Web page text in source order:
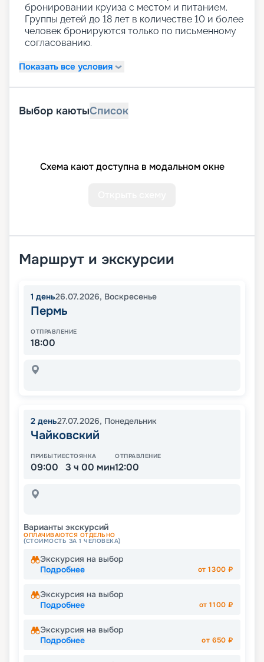
бронировании круиза с местом и питанием.
Группы детей до 18 лет в количестве 10 и более
человек бронируются только по письменному
согласованию.
Показать все условия
Выбор каютыСписок
Схема кают доступна в модальном окне
Маршрут и экскурсии
1 день26.07.2026, Воскресенье
Пермь
ОТПРАВЛЕНИЕ
18:00
2 день27.07.2026, Понедельник
Чайковский
ПРИБЫТИЕ
09:00
СТОЯНКА
3 ч 00 мин
ОТПРАВЛЕНИЕ
12:00
Варианты экскурсий
ОПЛАЧИВАЮТСЯ ОТДЕЛЬНО
(СТОИМОСТЬ ЗА 1 ЧЕЛОВЕКА)
Экскурсия на выбор
Подробнее
от1300 ₽
Экскурсия на выбор
Подробнее
от1100 ₽
Экскурсия на выбор
Подробнее
от 650 ₽